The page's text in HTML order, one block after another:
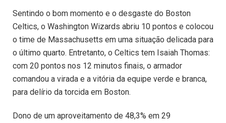
Sentindo o bom momento e o desgaste do Boston
Celtics, o Washington Wizards abriu 10 pontos e colocou
o time de Massachusetts em uma situação delicada para
o último quarto. Entretanto, o Celtics tem Isaiah Thomas:
com 20 pontos nos 12 minutos finais, o armador
comandou a virada e a vitória da equipe verde e branca,
para delírio da torcida em Boston.
Dono de um aproveitamento de 48,3% em 29